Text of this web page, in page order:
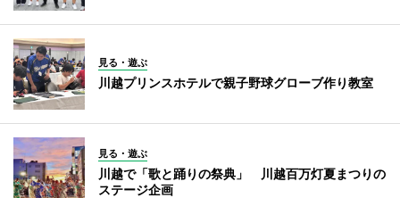
見る・遊ぶ
川越プリンスホテルで親子野球グローブ作り教室
見る・遊ぶ
川越で「歌と踊りの祭典」 川越百万灯夏まつりの
ステージ企画